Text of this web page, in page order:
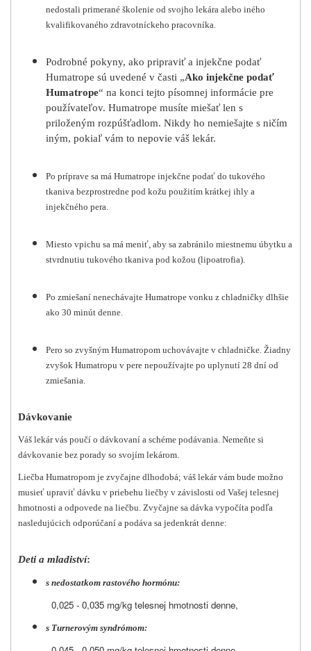
nedostali primerané školenie od svojho lekára alebo iného
kvalifikovaného zdravotníckeho pracovníka.
Podrobné pokyny, ako pripraviť a injekčne podať
Humatrope sú uvedené v časti „Ako injekčne podať
Humatrope“ na konci tejto písomnej informácie pre
používateľov. Humatrope musíte miešať len s
priloženým rozpúšťadlom. Nikdy ho nemiešajte s ničím
iným, pokiaľ vám to nepovie váš lekár.
Po príprave sa má Humatrope injekčne podať do tukového
tkaniva bezprostredne pod kožu použitím krátkej ihly a
injekčného pera.
Miesto vpichu sa má meniť, aby sa zabránilo miestnemu úbytku a
stvrdnutiu tukového tkaniva pod kožou (lipoatrofia).
Po zmiešaní nenechávajte Humatrope vonku z chladničky dlhšie
ako 30 minút denne.
Pero so zvyšným Humatropom uchovávajte v chladničke. Žiadny
zvyšok Humatropu v pere nepoužívajte po uplynutí 28 dní od
zmiešania.
Dávkovanie
Váš lekár vás poučí o dávkovaní a schéme podávania. Nemeňte si
dávkovanie bez porady so svojím lekárom.
Liečba Humatropom je zvyčajne dlhodobá; váš lekár vám bude možno
musieť upraviť dávku v priebehu liečby v závislosti od Vašej telesnej
hmotnosti a odpovede na liečbu. Zvyčajne sa dávka vypočíta podľa
nasledujúcich odporúčaní a podáva sa jedenkrát denne:
Deti a mladiství:
s nedostatkom rastového hormónu:
0,025 - 0,035 mg/kg telesnej hmotnosti denne,
s Turnerovým syndrómom: